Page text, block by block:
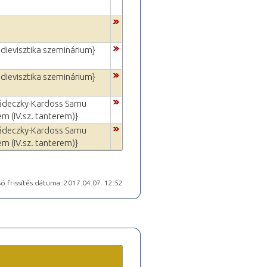
szeminárium}
szeminárium}
Kardoss Samu
(IV.sz. tanterem)}
Kardoss Samu
(IV.sz. tanterem)}
frissítés dátuma: 2017.04.07. 12:52